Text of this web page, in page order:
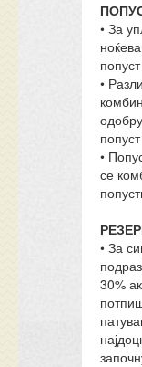
• За
•
•
се
• За
30%